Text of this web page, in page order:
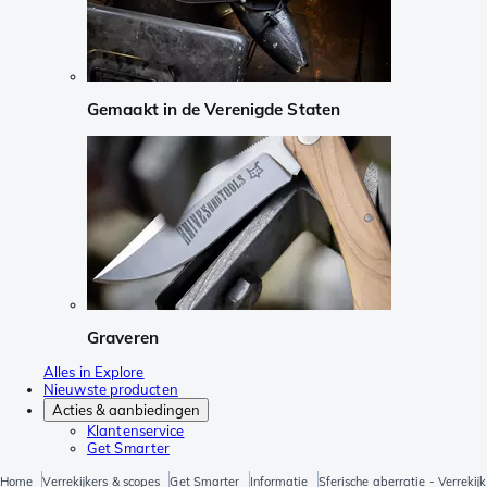
Gemaakt in de Verenigde Staten
Graveren
Alles in Explore
Nieuwste producten
Acties & aanbiedingen
Klantenservice
Get Smarter
Home Verrekijkers & scopes Get Smarter Informatie Sferische aberratie -